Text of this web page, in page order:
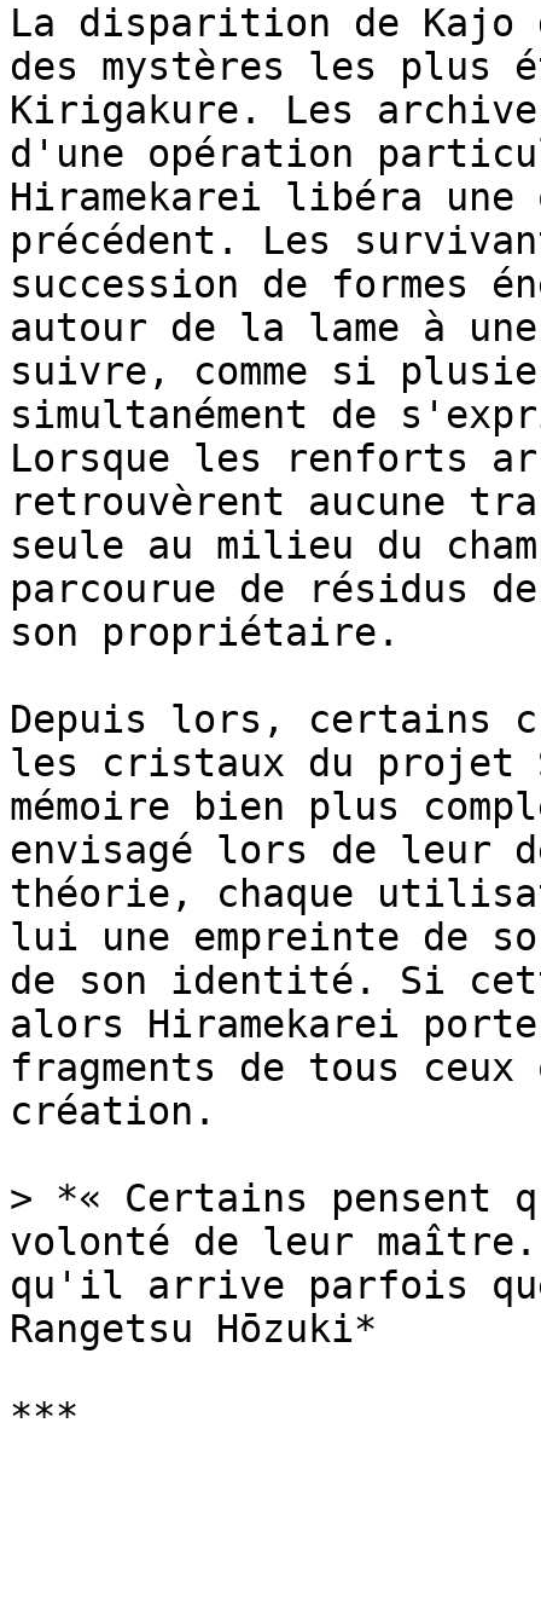
La disparition de Kajo
des mystères les
Kirigakure. Les
d'une opération
Hiramekarei libéra une
précédent. Les
succession de formes
autour de la lame à
suivre, comme si
simultanément de
Lorsque les renforts
retrouvèrent aucune
seule au milieu du
parcourue de résidus
son propriétaire.
Depuis lors, certains
les cristaux du projet
mémoire bien plus
envisagé lors de leur
théorie, chaque
lui une empreinte de
de son identité. Si
alors Hiramekarei
fragments de tous
création.
> *« Certains pensent
volonté de leur
qu'il arrive parfois
Rangetsu Hōzuki*